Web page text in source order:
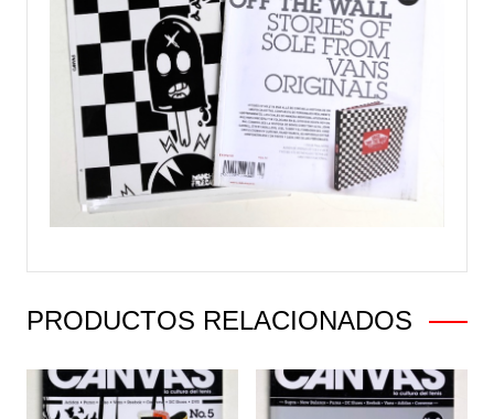
PRODUCTOS RELACIONADOS